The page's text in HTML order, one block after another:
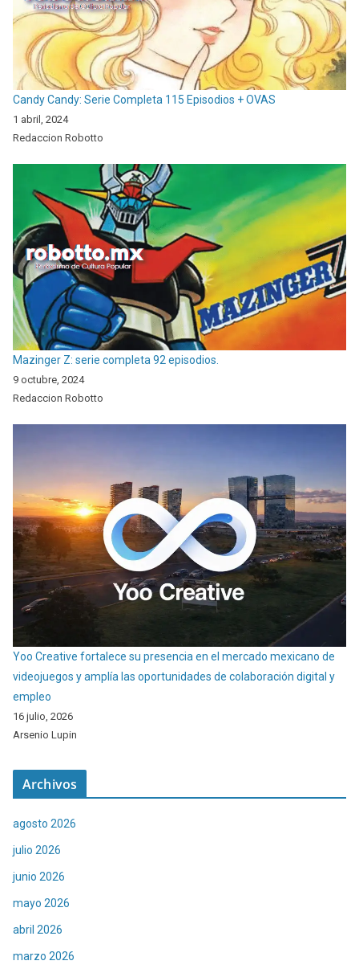
Candy Candy: Serie Completa 115 Episodios + OVAS
1 abril, 2024
Redaccion Robotto
Mazinger Z: serie completa 92 episodios.
9 octubre, 2024
Redaccion Robotto
Yoo Creative fortalece su presencia en el mercado mexicano de
videojuegos y amplía las oportunidades de colaboración digital y
empleo
16 julio, 2026
Arsenio Lupin
Archivos
agosto 2026
julio 2026
junio 2026
mayo 2026
abril 2026
marzo 2026